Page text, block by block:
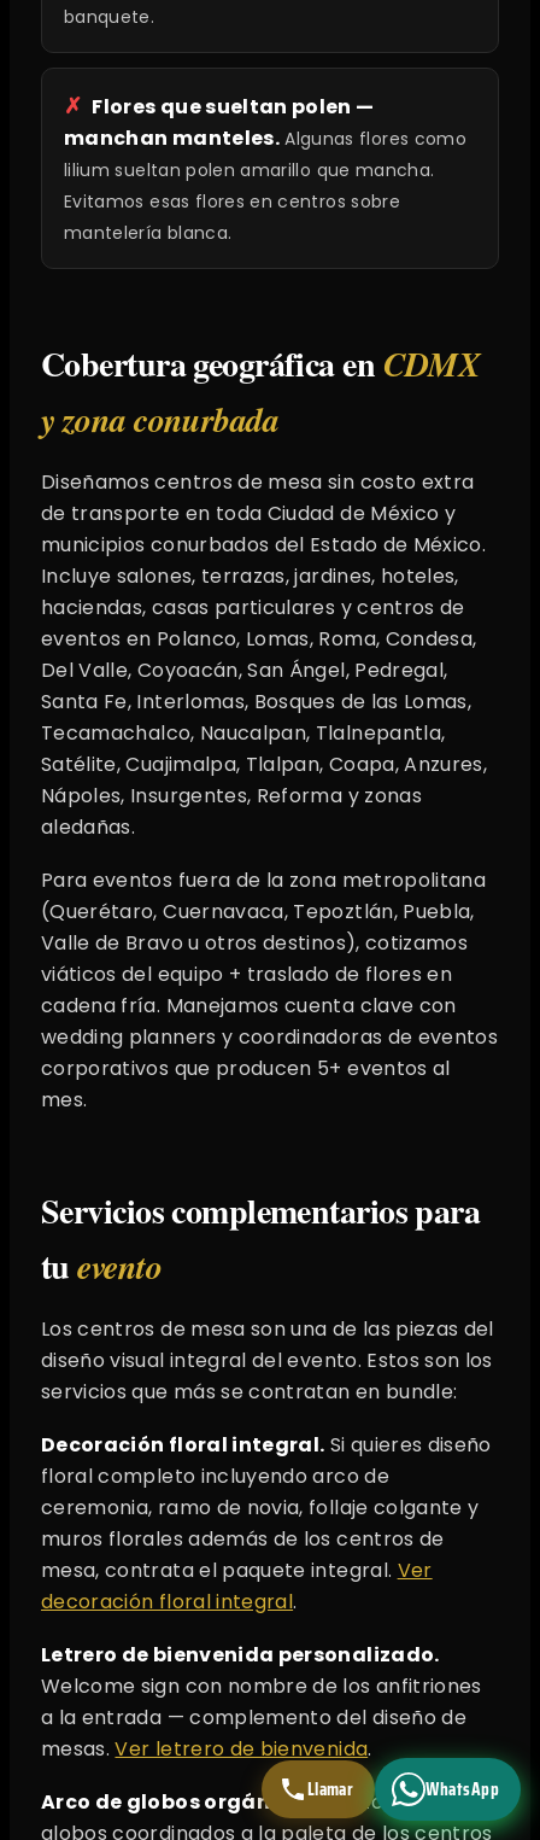
banquete.
Flores que sueltan polen —
manchan manteles. Algunas flores como
lilium sueltan polen amarillo que mancha.
Evitamos esas flores en centros sobre
mantelería blanca.
Cobertura geográfica en CDMX
y zona conurbada
Diseñamos centros de mesa sin costo extra
de transporte en toda Ciudad de México y
municipios conurbados del Estado de México.
Incluye salones, terrazas, jardines, hoteles,
haciendas, casas particulares y centros de
eventos en Polanco, Lomas, Roma, Condesa,
Del Valle, Coyoacán, San Ángel, Pedregal,
Santa Fe, Interlomas, Bosques de las Lomas,
Tecamachalco, Naucalpan, Tlalnepantla,
Satélite, Cuajimalpa, Tlalpan, Coapa, Anzures,
Nápoles, Insurgentes, Reforma y zonas
aledañas.
Para eventos fuera de la zona metropolitana
(Querétaro, Cuernavaca, Tepoztlán, Puebla,
Valle de Bravo u otros destinos), cotizamos
viáticos del equipo + traslado de flores en
cadena fría. Manejamos cuenta clave con
wedding planners y coordinadoras de eventos
corporativos que producen 5+ eventos al
mes.
Servicios complementarios para
tuevento
Los centros de mesa son una de las piezas del
diseño visual integral del evento. Estos son los
servicios que más se contratan en bundle:
Decoración floral integral. Si quieres diseño
floral completo incluyendo arco de
ceremonia, ramo de novia, follaje colgante y
muros florales además de los centros de
mesa, contrata el paquete integral. Ver
decoración floral integral.
Letrero de bienvenida personalizado.
Welcome sign con nombre de los anfitriones
a la entrada — complemento del diseño de
mesas.Ver letrero de bienvenida.
Arco de globos orgánicos.Photo opp con
globos coordinados a la paleta de los centros
Llamar WhatsApp